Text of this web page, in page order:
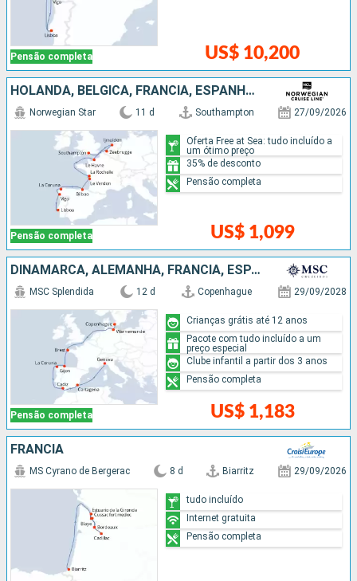
Pensão completa US$ 10,200
HOLANDA, BÉLGICA, FRANCIA, ESPANHA, PORTUGAL
Pensão completa
Norwegian Star 11 d Southampton 27/09/2026
US$ 1,099
Oferta Free at Sea: tudo incluído a
um ótimo preço
35% de desconto
Pensão completa
DINAMARCA, ALEMANHA, FRANCIA, ESPANHA, ITÁLIA
Pensão completa
MSC Splendida 12 d Copenhague 29/09/2028
US$ 1,183
Crianças grátis até 12 anos
Pacote com tudo incluído a um
preço especial
Clube infantil a partir dos 3 anos
Pensão completa
FRANCIA
MS Cyrano de Bergerac 8 d Biarritz 29/09/2026
tudo incluído
Internet gratuita
Pensão completa